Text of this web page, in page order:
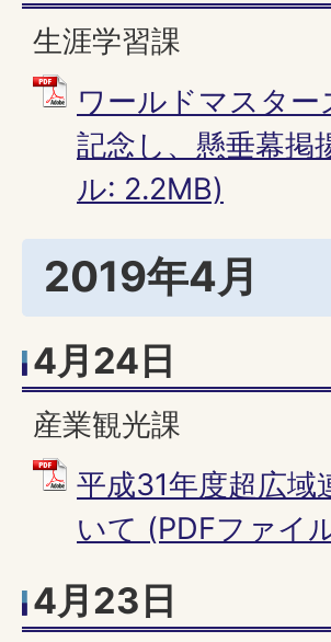
生涯学習課
ワールドマスタ
記念し、懸垂幕掲
ル: 2.2MB)
2019年4月
4月24日
産業観光課
平成31年度超広域
いて (PDFファイ
4月23日